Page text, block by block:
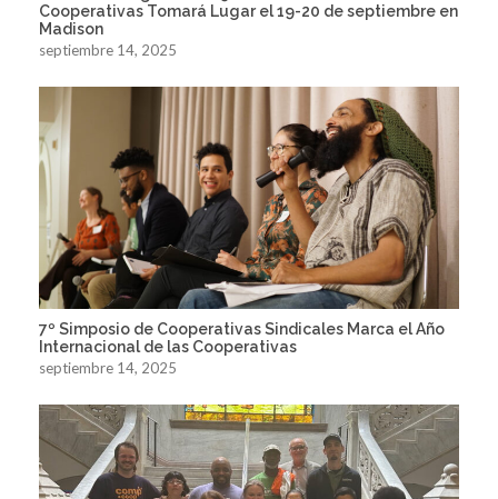
Cooperativas Tomará Lugar el 19-20 de septiembre en
Madison
septiembre 14, 2025
7º Simposio de Cooperativas Sindicales Marca el Año
Internacional de las Cooperativas
septiembre 14, 2025